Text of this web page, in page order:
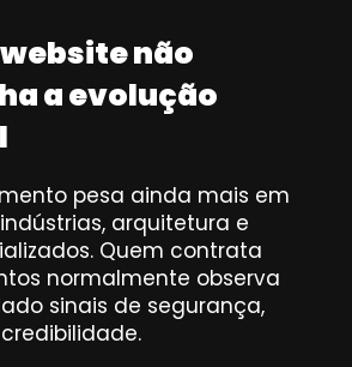
não
a evolução
pesa ainda mais em
arquitetura e
Quem contrata
normalmente observa
sinais de segurança,